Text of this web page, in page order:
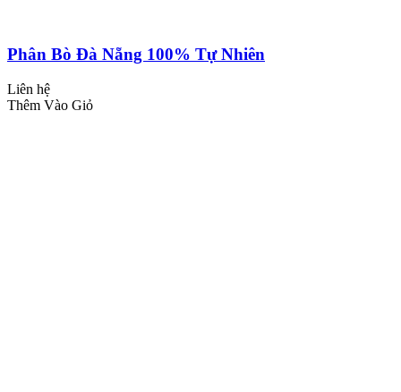
Phân Bò Đà Nẵng 100% Tự Nhiên
Liên hệ
Thêm Vào Giỏ